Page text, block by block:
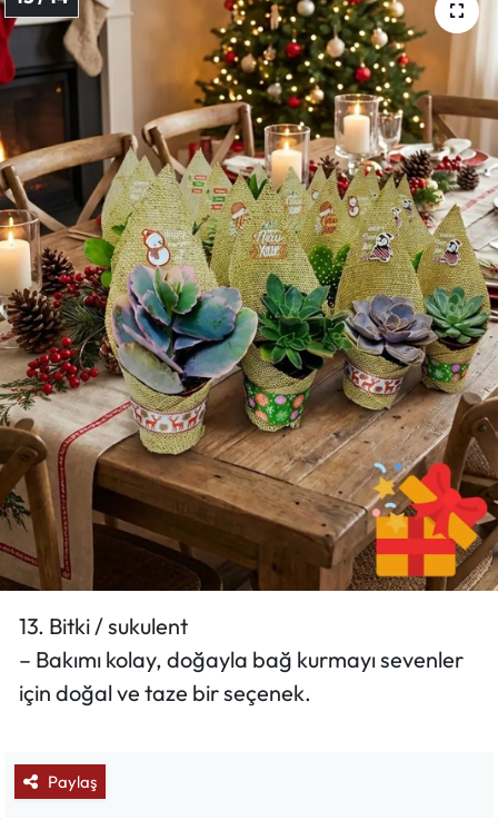
13. Bitki / sukulent
– Bakımı kolay, doğayla bağ kurmayı sevenler
için doğal ve taze bir seçenek.
Paylaş